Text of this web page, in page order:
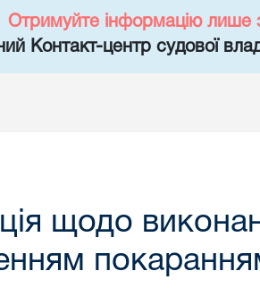
Отримуйте інформацію лише
Контакт-центр судової
щодо